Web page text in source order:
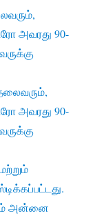
அவரது 90-
தலைவரும்,
அவரது 90-
அன்னை